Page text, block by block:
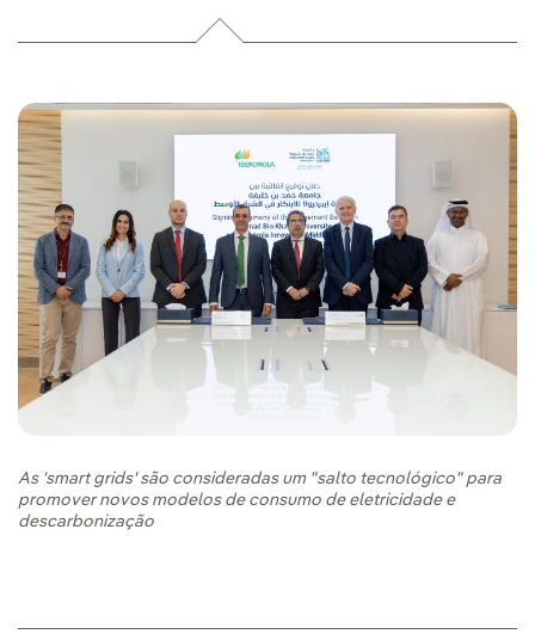
As 'smart grids' são consideradas um "salto tecnológico" para
promover novos modelos de consumo de eletricidade e
descarbonização